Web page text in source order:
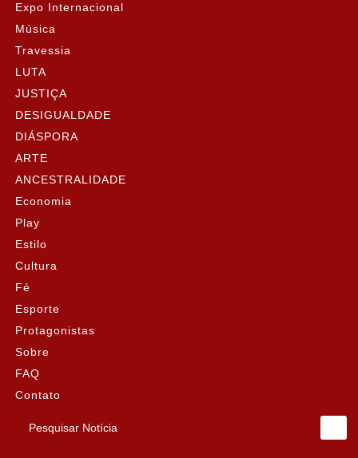
Expo Internacional
Música
Travessia
LUTA
JUSTIÇA
DESIGUALDADE
DIÁSPORA
ARTE
ANCESTRALIDADE
Economia
Play
Estilo
Cultura
Fé
Esporte
Protagonistas
Sobre
FAQ
Contato
Pesquisar Notícia